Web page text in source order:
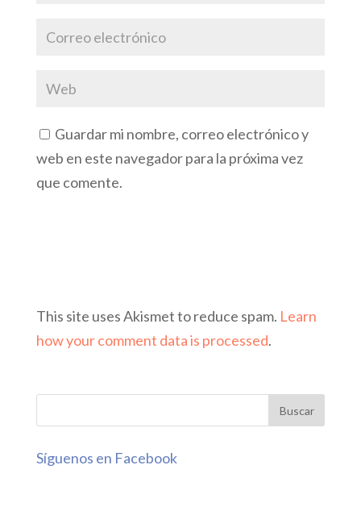
Guardar mi nombre, correo electrónico y
web en este navegador para la próxima vez
que comente.
This site uses Akismet to reduce spam. Learn
how your comment data is processed.
Síguenos en Facebook